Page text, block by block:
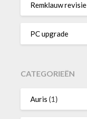
Remklauw revisie
PC upgrade
CATEGORIEËN
Auris (1)